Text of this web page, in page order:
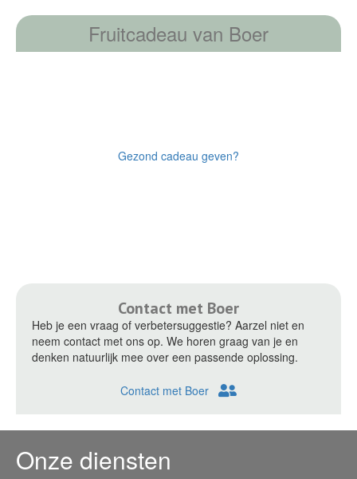
Fruitcadeau van Boer
Gezond cadeau geven?
Contact met Boer
Heb je een vraag of verbetersuggestie? Aarzel niet en
neem contact met ons op. We horen graag van je en
denken natuurlijk mee over een passende oplossing.
Contact met Boer
Onze diensten